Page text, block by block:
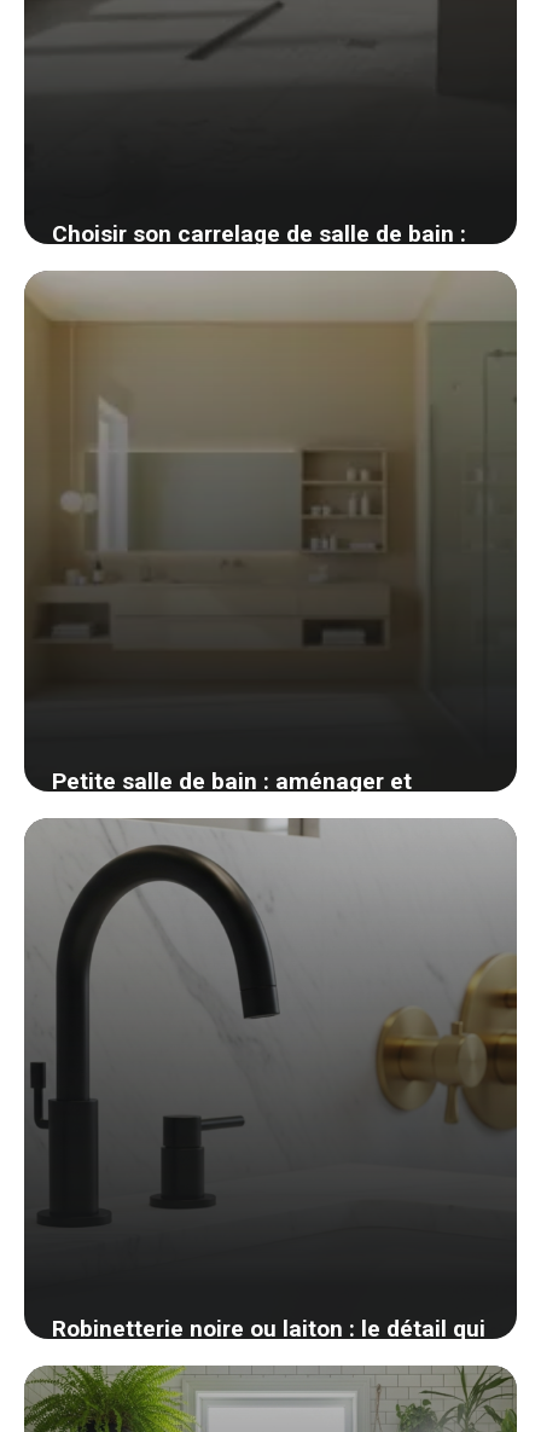
Choisir son carrelage de salle de bain :
faïence, grès cérame et la norme
antidérapante qu’on oublie
Petite salle de bain : aménager et
optimiser chaque mètre carré sans
sacrifier le confort
31 mai 2026
Robinetterie noire ou laiton : le détail qui
change tout en salle de bain
22 avril 2026